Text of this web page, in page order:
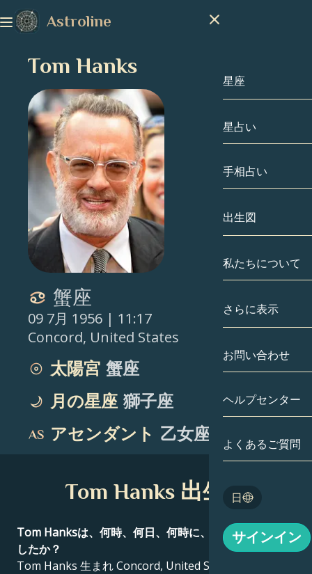
Astroline
星座
星座
山羊座
魚座
牡羊座
牡牛座
蟹座
獅子座
乙女座
射手座
星占い
手相占い
出生図
出生図
有名人
アストロカー
私たちについて
さらに表示
相性
タロット
エンジェルナ
お問い合わせ
ヘルプセンター
よくあるご質問
日
English
サインイン
Tom Hanks
蟹座
09 7月 1956 | 11:17
Concord, United States
太陽宮 蟹座
月の星座 獅子座
アセンダント 乙女座
Tom Hanks 出生図
Tom Hanksは、何時、何日、何時に、どこで生まれま
したか？
Tom Hanks 生まれ Concord, United States 09 7月